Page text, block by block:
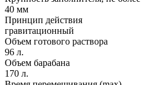
40 мм
Принцип действия
гравитационный
Объем готового раствора
96 л.
Объем барабана
170 л.